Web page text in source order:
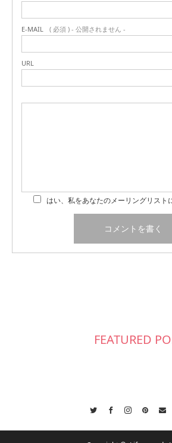
E-MAIL ( 必須 ) - 公開されません -
URL
はい、私をあなたのメーリングリスト
FEATURED